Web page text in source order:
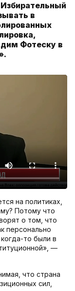
в
Фотеску в
на политиках,
Потому что
о том, что
персонально
то были в
—
что страна
сил,